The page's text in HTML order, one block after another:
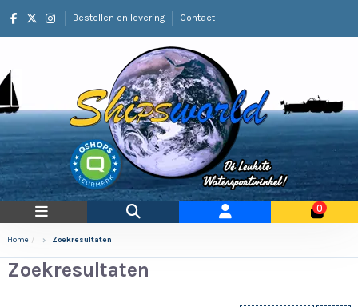
Bestellen en levering Contact
0
Home Zoekresultaten
Zoekresultaten